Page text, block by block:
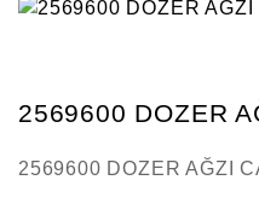
2569600 DOZER
2569600 DOZER AĞZI